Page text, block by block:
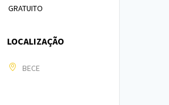
GRATUITO
LOCALIZAÇÃO
BECE